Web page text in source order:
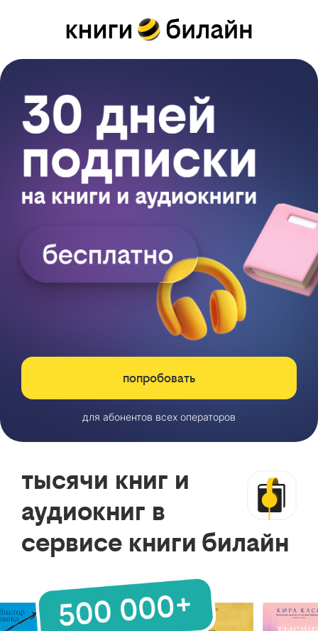
попробовать
для абонентов всех операторов
тысячи книг и
аудиокниг в
сервисе книги билайн